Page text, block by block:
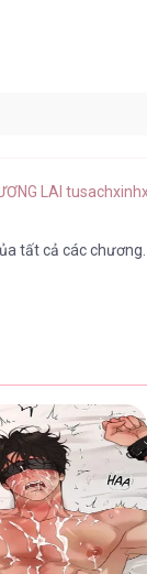
LAI
tất cả các chương.